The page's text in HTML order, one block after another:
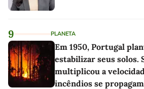
9 PLANETA
Em 1950, Portugal
estabilizar seus solos.
multiplicou a
incêndios se propagam